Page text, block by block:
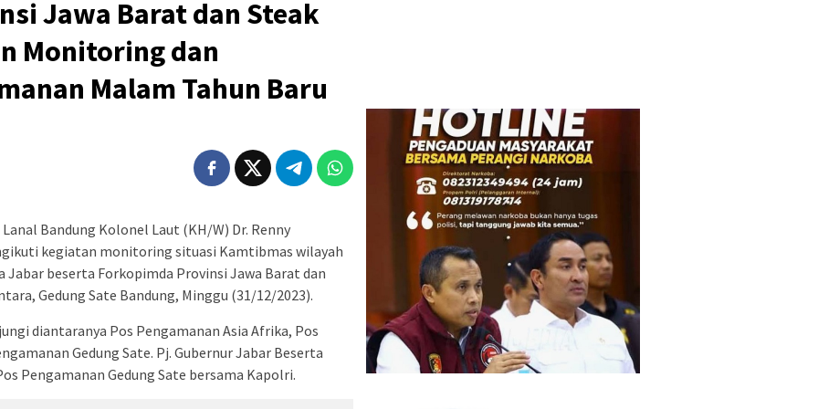
Jawa Barat dan Steak
Monitoring dan
Malam Tahun Baru
Bandung Kolonel Laut (KH/W) Dr. Renny
kegiatan monitoring situasi Kamtibmas wilayah
Jabar beserta Forkopimda Provinsi Jawa Barat dan
Gedung Sate Bandung, Minggu (31/12/2023).
diantaranya Pos Pengamanan Asia Afrika, Pos
Gedung Sate. Pj. Gubernur Jabar Beserta
Pengamanan Gedung Sate bersama Kapolri.